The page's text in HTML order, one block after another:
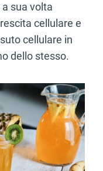
a sua volta
cellulare e
cellulare in
dello stesso.